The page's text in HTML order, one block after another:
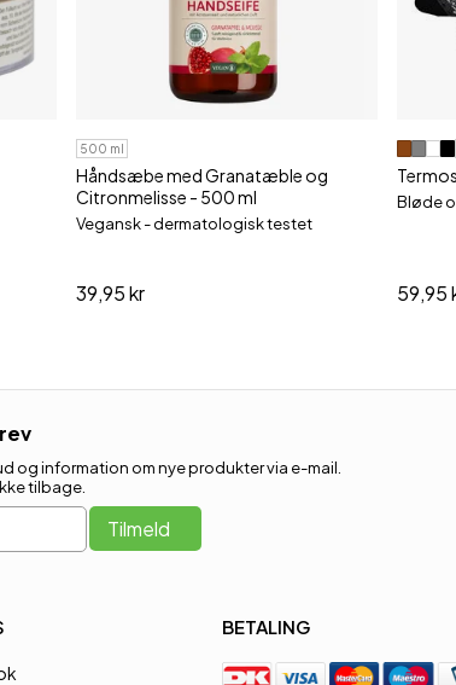
500 ml
Håndsæbe med Granatæble og
Citronmelisse - 500 ml
Vegansk - dermatologisk testet
39,95 kr
Bløde
59,95
og information om nye produkter via e-mail.
tilbage.
Tilmeld
BETALING